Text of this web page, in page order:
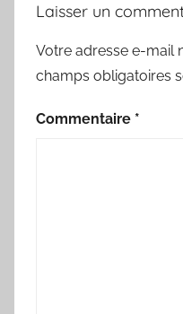
Laisser un
Votre adresse e-mail
champs obligatoires
Commentaire *